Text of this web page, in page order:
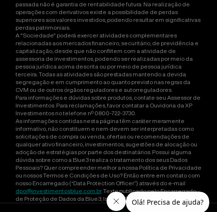
passada não é garantia de rentabilidade futura. Na realização de
operações com derivativos existe a possibilidade de perdas
superiores aos valores investidos, podendo resultar em significativas
perdas patrimoniais.
A "Sociedade" poderá exercer atividades complementares
relacionadas aos mercados financeiro, securitário, de previdência e
capitalização, desde que não conflitem com a atividade de
assessoria de investimentos, podendo ser realizadas por meio da
pessoa jurídica acima descrita ou por meio de pessoa jurídica
terceira. Todas as atividades são prestadas mantendo a devida
segregação e em cumprimento ao quanto previsto nas regras da
CVM ou de outros órgãos reguladores e autorreguladores.
Para informações e dúvidas sobre produtos, contate seu Assessor de
Investimentos. Para reclamações, favor contatar a Ouvidoria da XP
Investimentos no telefone nº 0800-722-3730.
As informações contidas nesta página têm caráter meramente
informativo, não constituem e nem devem ser interpretadas como
solicitações de compra ou venda, ofertas ou recomendações de
qualquer ativo financeiro, investimentos, sugestões de alocação ou
adoção de estratégias por parte dos destinatários. Possui alguma
dúvida sobre como a Blue3 realiza o tratamento dos seus Dados
Pessoais? Quer compreender melhor a nossa Política de Privacidade
ou nossos Termos e Condições de Uso? Então entre em contato com
nosso Encarregado (“Data Protection Officer”) através do e-mail
dpo@investimentosblue.com.br. Texto publicado pelo Encarregado
de Proteção de Dados da Blue3, Isadora Orlandini Carneiro Ducatti